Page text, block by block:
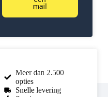
mail
Meer dan 2.500
opties
Snelle levering